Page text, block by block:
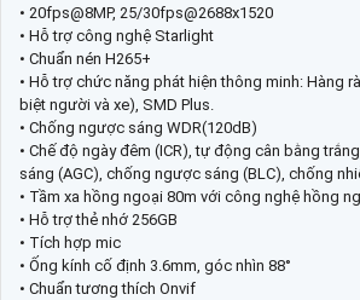
• 20fps@8MP, 25/30fps@2688x1520
• Hỗ trợ công nghệ Starlight
• Chuẩn nén H265+
• Hỗ trợ chức năng phát hiện thông minh: Hàng
biệt người và xe), SMD Plus.
• Chống ngược sáng WDR(120dB)
• Chế độ ngày đêm (ICR), tự động cân bằng
sáng (AGC), chống ngược sáng (BLC), chống
• Tầm xa hồng ngoại 80m với công nghệ hồng
• Hỗ trợ thẻ nhớ 256GB
• Tích hợp mic
• Ống kính cố định 3.6mm, góc nhìn 88°
• Chuẩn tương thích Onvif